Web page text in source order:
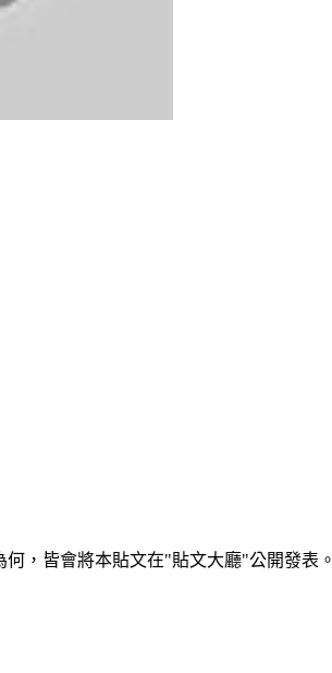
會將本貼文在"貼文大廳"公開發表。